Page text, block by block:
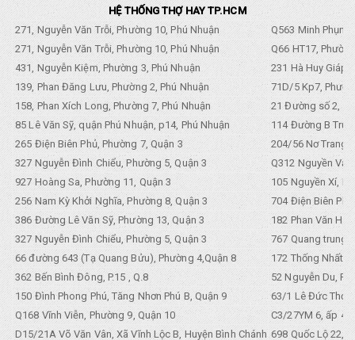
HỆ THỐNG THỢ HAY TP.HCM
271, Nguyễn Văn Trỗi, Phường 10, Phú Nhuận
Q563 Minh
271, Nguyễn Văn Trỗi, Phường 10, Phú Nhuận
Q66 HT17,
431, Nguyễn Kiệm, Phường 3, Phú Nhuận
231 Hà Huy Giáp,
139, Phan Đăng Lưu, Phường 2, Phú Nhuận
71D/5 Kp7,
158, Phan Xích Long, Phường 7, Phú Nhuận
21 Đường số 2,
85 Lê Văn Sỹ, quận Phú Nhuận, p14, Phú Nhuận
114 Đường B
265 Điện Biên Phủ, Phường 7, Quận 3
204/56 Nơ Trang
327 Nguyễn Đình Chiểu, Phường 5, Quận 3
Q312 Nguyền
927 Hoàng Sa, Phường 11, Quận 3
105 Nguyền Xí,
256 Nam Kỳ Khởi Nghĩa, Phường 8, Quận 3
704 Điện Biên
386 Đường Lê Văn Sỹ, Phường 13, Quận 3
182 Phan Văn
327 Nguyễn Đình Chiểu, Phường 5, Quận 3
767 Quang trung,
66 đường 643 (Tạ Quang Bửu), Phường 4,Quận 8
172 Thống Nhất.
362 Bến Bình Đông, P.15 , Q.8
52 Nguyễn Du,
150 Đình Phong Phú, Tăng Nhơn Phú B, Quận 9
63/1 Lê Đức Thọ,
Q168 Vĩnh Viễn, Phường 9, Quận 10
C3/27YM 6, ấp 4,
D15/21A Võ Văn Vân, Xã Vĩnh Lộc B, Huyện Bình Chánh 698 Quốc Lộ 22,